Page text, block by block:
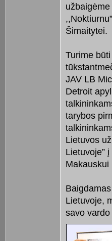
Šimaitytei.
Turime
JAV LB
Detroit
tarybos
Lietuvos
Lietuvoje”
Makauskui
Lietuvoje,
savo